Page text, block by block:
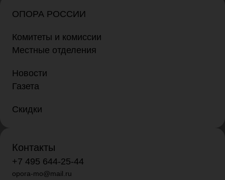
ОПОРА РОССИИ
Комитеты и комиссии
Местные отделения
Новости
Газета
Скидки
Контакты
+7 495 644-25-44
opora-mo@mail.ru